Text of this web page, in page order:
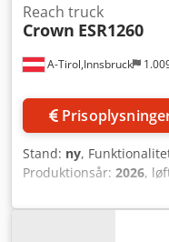
A-Tirol,Innsbruck
Reach truck
Crown ESR1260
Stand: ny,
Produktionsår: 2026,
elektrisk, mastetype: